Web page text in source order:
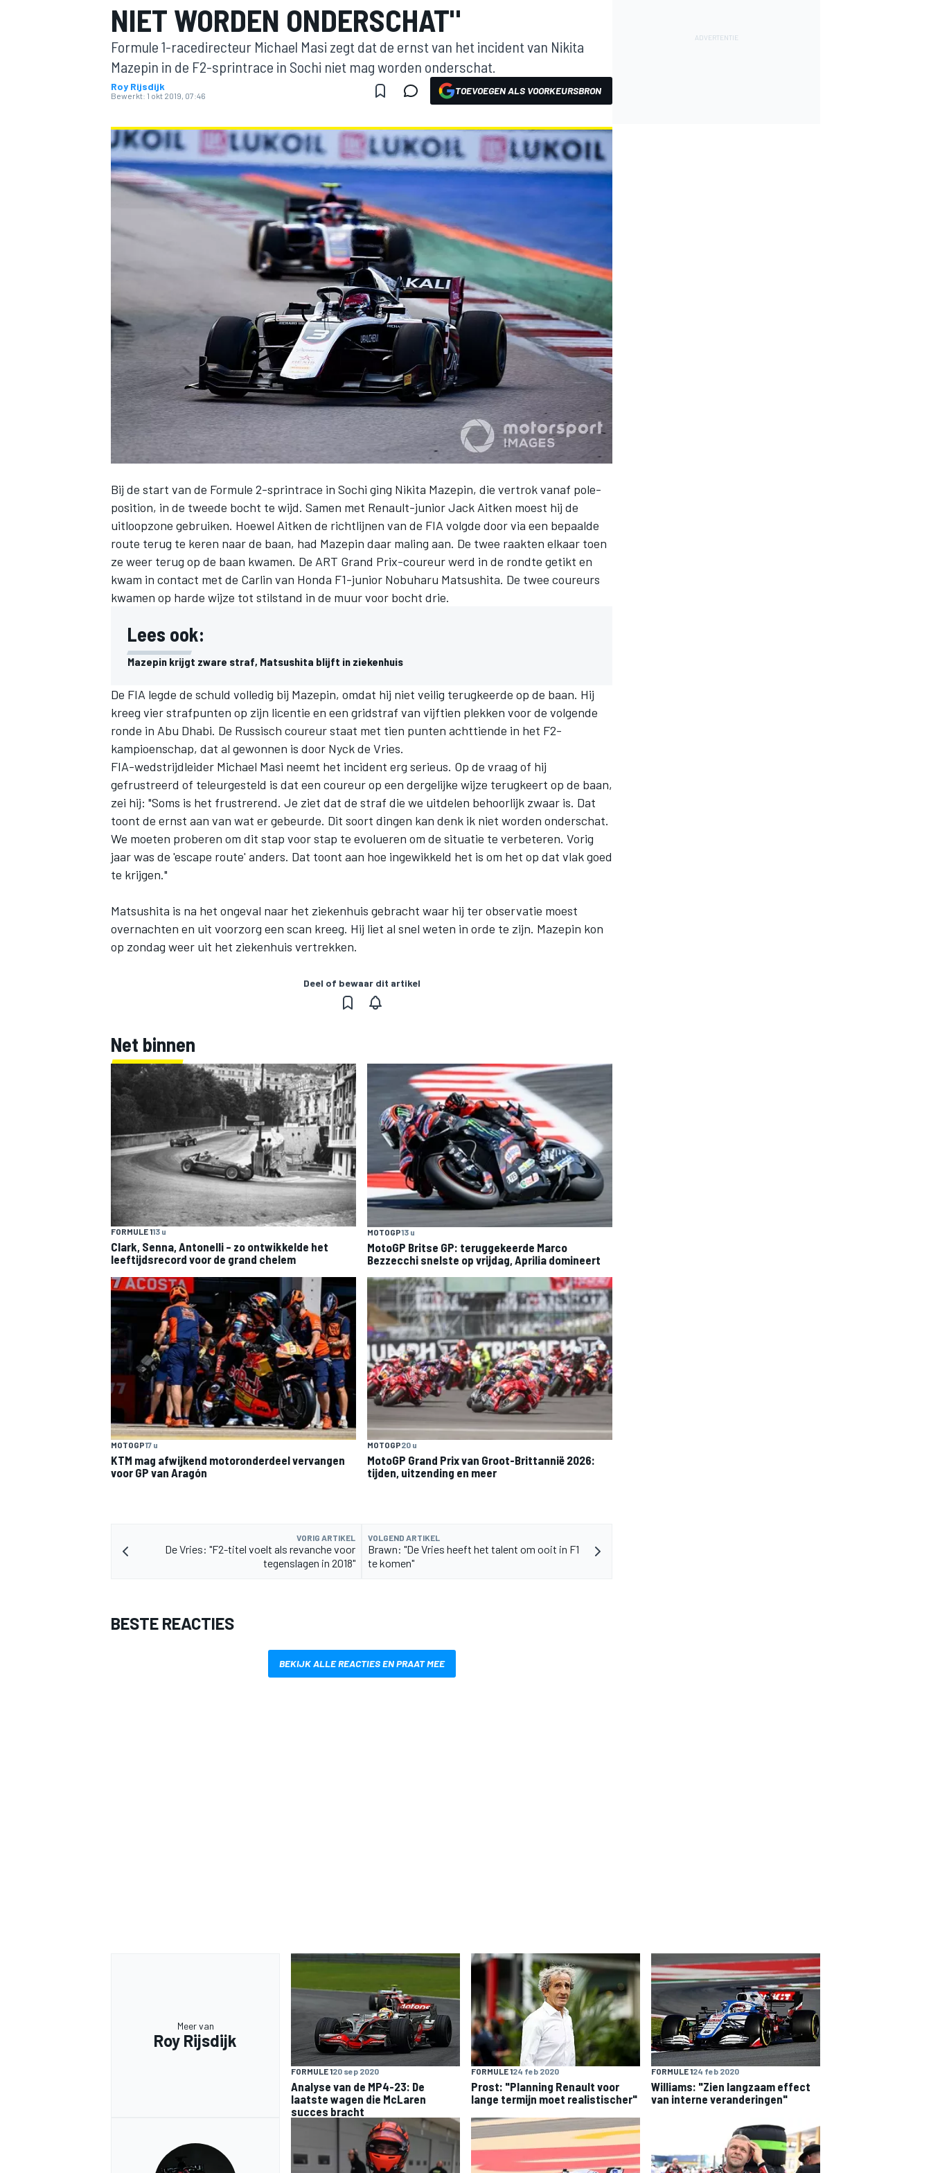
MOTOGP
INDYCAR
WEC DTM
NIET WORDEN ONDERSCHAT"
Formule 1-racedirecteur Michael Masi zegt dat de ernst van het incident van Nikita
Mazepin in de F2-sprintrace in Sochi niet mag worden onderschat.
Roy Rijsdijk
Bewerkt: 1 okt 2019, 07:46 TOEVOEGEN ALS VOORKEURSBRON
Bij de start van de Formule 2-sprintrace in Sochi ging Nikita Mazepin, die vertrok vanaf pole-
position, in de tweede bocht te wijd. Samen met Renault-juniorJack Aitken moest hij de
uitloopzone gebruiken. Hoewel Aitken de richtlijnen van de FIA volgde door via een bepaalde
route terug te keren naar de baan, had Mazepin daar maling aan. De twee raakten elkaar toen
ze weer terug op de baan kwamen. De ART Grand Prix-coureur werd in de rondte getikt en
kwam in contact met de Carlin van Honda F1-junior Nobuharu Matsushita. De twee coureurs
kwamen op harde wijze tot stilstand in de muur voor bocht drie.
Lees ook:
Mazepin krijgt zware straf, Matsushita blijft in ziekenhuis
De FIA legde de schuld volledig bij Mazepin, omdat hij niet veilig terugkeerde op de baan. Hij
kreeg vier strafpunten op zijn licentie en een gridstraf van vijftien plekken voor de volgende
ronde in Abu Dhabi. De Russisch coureur staat met tien punten achttiende in het F2-
kampioenschap, dat al gewonnen is door Nyck de Vries.
FIA-wedstrijdleider Michael Masi neemt het incident erg serieus. Op de vraag of hij
gefrustreerd of teleurgesteld is dat een coureur op een dergelijke wijze terugkeert op de baan,
zei hij: "Soms is het frustrerend. Je ziet dat de straf die we uitdelen behoorlijk zwaar is. Dat
toont de ernst aan van wat er gebeurde. Dit soort dingen kan denk ik niet worden onderschat.
We moeten proberen om dit stap voor stap te evolueren om de situatie te verbeteren. Vorig
jaar was de 'escape route' anders. Dat toont aan hoe ingewikkeld het is om het op dat vlak goed
te krijgen."
Matsushita is na het ongeval naar het ziekenhuis gebracht waar hij ter observatie moest
overnachten en uit voorzorg een scan kreeg. Hij liet al snel weten in orde te zijn. Mazepin kon
op zondag weer uit het ziekenhuis vertrekken.
Deel of bewaar dit artikel
Net binnen
FORMULE 113 u
Clark, Senna, Antonelli – zo ontwikkelde het
leeftijdsrecord voor de grand chelem
MOTOGP13 u
MotoGP Britse GP: teruggekeerde Marco
Bezzecchi snelste op vrijdag, Aprilia domineert
MOTOGP17 u
KTM mag afwijkend motoronderdeel vervangen
voor GP van Aragón
MOTOGP20 u
MotoGP Grand Prix van Groot-Brittannië 2026:
tijden, uitzending en meer
VORIG ARTIKEL
De Vries: "F2-titel voelt als revanche voor
tegenslagen in 2018"
VOLGEND ARTIKEL
Brawn: "De Vries heeft het talent om ooit in F1
te komen"
BESTE REACTIES
BEKIJK ALLE REACTIES EN PRAAT MEE
Meer van
Roy Rijsdijk
FORMULE 120 sep 2020
Analyse van de MP4-23: De
laatste wagen die McLaren
succes bracht
FORMULE 124 feb 2020
Prost: "Planning Renault voor
lange termijn moet realistischer"
FORMULE 124 feb 2020
Williams: "Zien langzaam effect
van interne veranderingen"